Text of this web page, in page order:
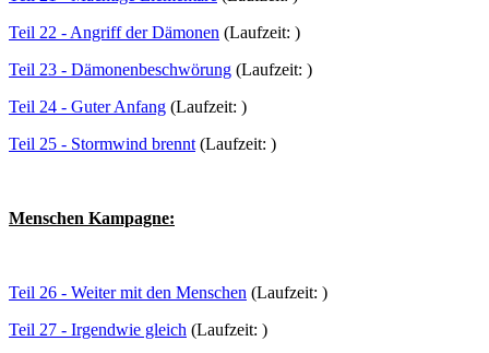
Teil 22 - Angriff der Dämonen (Laufzeit: )
Teil 23 - Dämonenbeschwörung (Laufzeit: )
Teil 24 - Guter Anfang (Laufzeit: )
Teil 25 - Stormwind brennt (Laufzeit: )
Menschen Kampagne:
Teil 26 - Weiter mit den Menschen (Laufzeit: )
Teil 27 - Irgendwie gleich (Laufzeit: )